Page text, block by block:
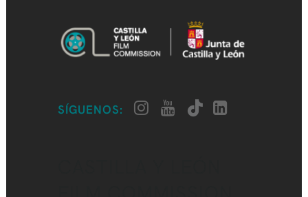
SÍGUENOS: